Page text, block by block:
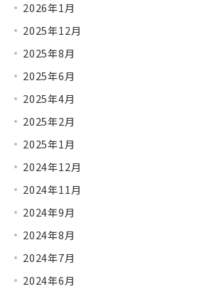
2026年1月
2025年12月
2025年8月
2025年6月
2025年4月
2025年2月
2025年1月
2024年12月
2024年11月
2024年9月
2024年8月
2024年7月
2024年6月